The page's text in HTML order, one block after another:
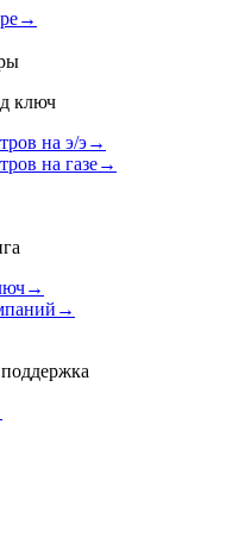
→
ключ
на э/э→
на газе→
→
→